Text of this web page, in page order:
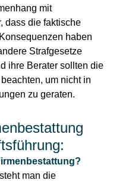
mit
dass die faktische
haben
Strafgesetze
ihre Berater sollten die
um nicht in
zu geraten.
man die